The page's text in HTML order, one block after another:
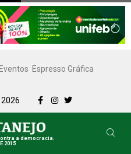
Espresso Gráfica
a democracia.
2015